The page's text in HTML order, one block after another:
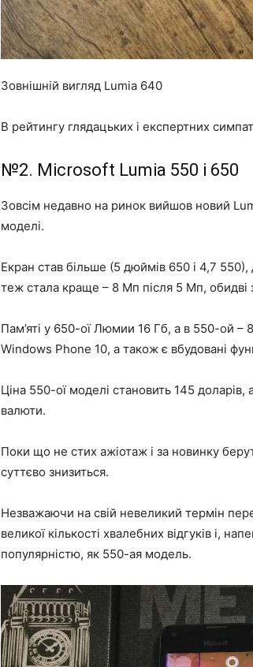
Зовнішній вигляд Lumia 640
В рейтингу глядацьких і експертних
№2. Microsoft Lumia 550 і 650
Зовсім недавно на ринок вийшов новий
моделі.
Екран став більше (5 дюймів 650 і 4,7
теж стала краще – 8 Мп після 5 Мп, обидві
Пам’яті у 650-ої Люмии 16 Гб, а в 550-ой
Windows Phone 10, а також є вбудовані
Ціна 550-ої моделі становить 145
валюти.
Поки що не стих ажіотаж і за новинку
суттєво знизиться.
Незважаючи на свій невеликий термін
великої кількості хвалебних відгуків і,
популярністю, як 550-ая модель.